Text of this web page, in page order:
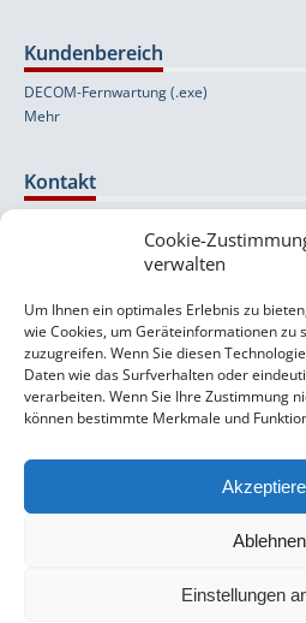
Cookie-
verwalten
Um Ihnen ein optimales Erlebnis zu
wie Cookies, um Geräteinformationen zu
zuzugreifen. Wenn Sie diesen
Daten wie das Surfverhalten oder
verarbeiten. Wenn Sie Ihre Zustimmung
können bestimmte Merkmale und
Ablehnen
Einstellungen
Kundenbereich
DECOM-Fernwartung (.exe)
Mehr
Kontakt
Wolfernstraße 20b
+43 (0) 7252 / 524 53-0
orlando [at] decom [dot] at
Support- & Kontaktformular